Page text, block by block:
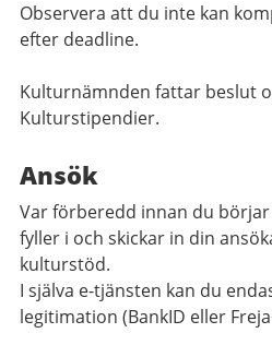
Observera att du inte kan
efter deadline.
Kulturnämnden fattar beslut
Kulturstipendier.
Ansök
Var förberedd innan du
fyller i och skickar in din
kulturstöd.
I själva e-tjänsten kan du
legitimation (BankID eller